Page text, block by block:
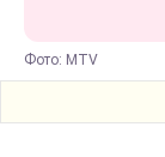
Фото: MTV